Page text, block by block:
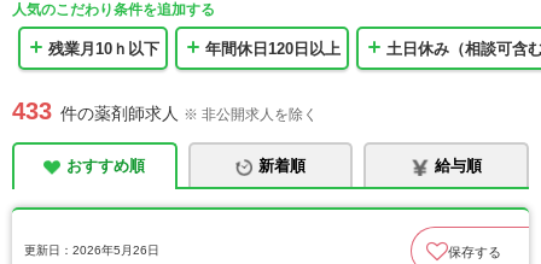
人気のこだわり条件を追加する
残業月10ｈ以下 年間休日120日以上 土日休み（相談可含
433 件の薬剤師求人 ※ 非公開求人を除く
おすすめ順 新着順 給与順
更新日：2026年5月26日 保存する